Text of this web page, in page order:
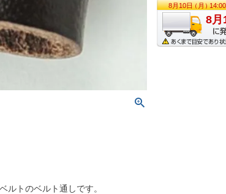
ルトのベルト通しです。